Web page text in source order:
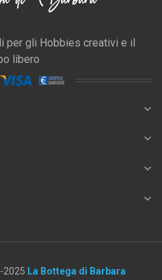
per gli Hobbies creativi e il
libero
expand_more
expand_more
expand_more
expand_more
2025 La Bottega di Barbara